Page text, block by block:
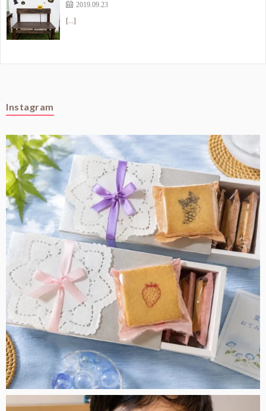
2019.09.23
[…]
Instagram